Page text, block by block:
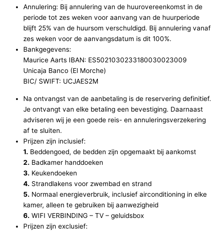
Annulering: Bij annulering van de huurovereenkomst in de
periode tot zes weken voor aanvang van de huurperiode
blijft 25% van de huursom verschuldigd. Bij annulering vanaf
zes weken voor de aanvangsdatum is dit 100%.
Bankgegevens:
Maurice Aarts IBAN: ES5021030233180030023009
Unicaja Banco (El Morche)
BIC/ SWIFT: UCJAES2M
Na ontvangst van de aanbetaling is de reservering definitief.
Je ontvangt van elke betaling een bevestiging. Daarnaast
adviseren wij je een goede reis- en annuleringsverzekering
af te sluiten.
Prijzen zijn inclusief:
1. Beddengoed, de bedden zijn opgemaakt bij aankomst
2. Badkamer handdoeken
3. Keukendoeken
4. Strandlakens voor zwembad en strand
5. Normaal energieverbruik, inclusief airconditioning in elke
kamer, alleen te gebruiken bij aanwezigheid
6. WIFI VERBINDING – TV – geluidsbox
Prijzen zijn exclusief: